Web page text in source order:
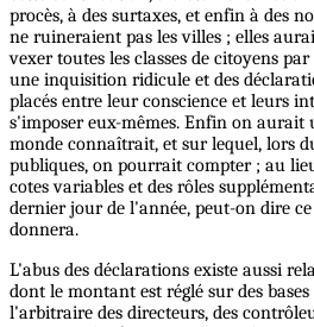
procès, à des surtaxes, et enfin à des
ne ruineraient pas les villes ; elles
vexer toutes les classes de citoyens par
une inquisition ridicule et des
placés entre leur conscience et leurs
s'imposer eux-mêmes. Enfin on
monde connaîtrait, et sur lequel, lors
publiques, on pourrait compter ; au
cotes variables et des rôles
dernier jour de l'année, peut-on dire
donnera.
L'abus des déclarations existe aussi
dont le montant est réglé sur des
l'arbitraire des directeurs, des